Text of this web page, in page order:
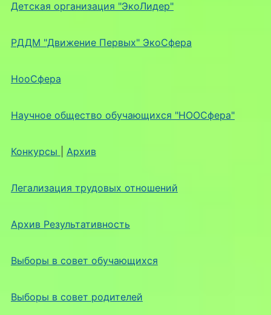
Детская организация "ЭкоЛидер"
РДДМ "Движение Первых" ЭкоСфера
НооСфера
Научное общество обучающихся "НООСфера"
Конкурсы Архив
Легализация трудовых отношений
Архив Результативность
Выборы в совет обучающихся
Выборы в совет родителей